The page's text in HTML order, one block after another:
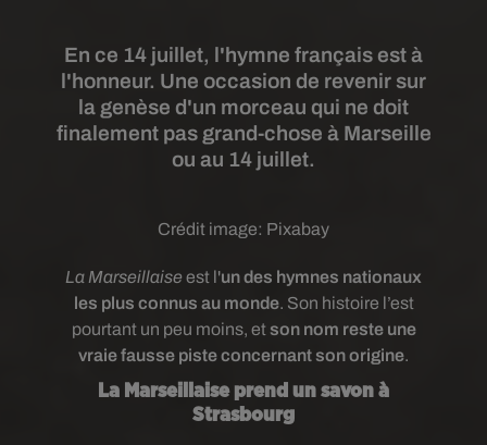
En ce 14 juillet, l'hymne français est à
l'honneur. Une occasion de revenir sur
la genèse d'un morceau qui ne doit
finalement pas grand-chose à Marseille
ou au 14 juillet.
Crédit image: Pixabay
La Marseillaise est l'un des hymnes nationaux
les plus connus au monde. Son histoire l’est
pourtant un peu moins, et son nom reste une
vraie fausse piste concernant son origine.
La Marseillaise prend un savon à
Strasbourg